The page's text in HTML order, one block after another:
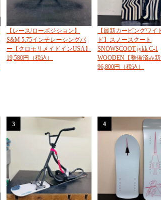
【レース/ローポジション】
S&M 5.75インチレーシングバ
ー【クロモリメイドインUSA】
19,580円（税込）
【最新カービングワイ
ド】スノースクート
SNOWSCOOT jykk C-1
WOODEN【整備済み
96,800円（税込）
3 4